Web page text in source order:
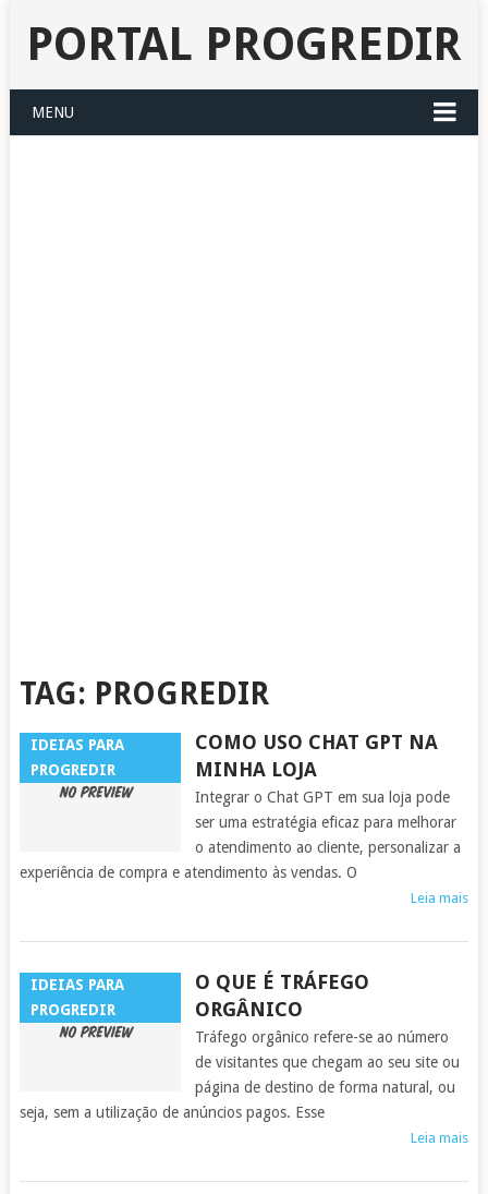
PORTAL PROGREDIR
MENU
TAG: PROGREDIR
IDEIAS PARA
PROGREDIR
COMO USO CHAT GPT NA
MINHA LOJA
Integrar o Chat GPT em sua loja pode
ser uma estratégia eficaz para melhorar
o atendimento ao cliente, personalizar a
experiência de compra e atendimento às vendas. O
Leia mais
IDEIAS PARA
PROGREDIR
O QUE É TRÁFEGO
ORGÂNICO
Tráfego orgânico refere-se ao número
de visitantes que chegam ao seu site ou
página de destino de forma natural, ou
seja, sem a utilização de anúncios pagos. Esse
Leia mais